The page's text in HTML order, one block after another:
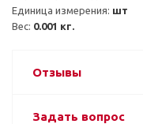
Единица измерения: шт
Вес: 0.001 кг.
Отзывы
Задать вопрос